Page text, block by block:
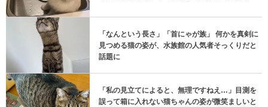
「なんという長さ」「首にゃが族」 何かを真剣に
見つめる猫の姿が、水族館の人気者そっくりだと
話題に
「私の見立てによると、無理ですねえ…」目測を
誤って箱に入れない猫ちゃんの姿が微笑ましいと